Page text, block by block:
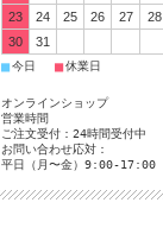
23
24 25 26 27 28
30
31
■今日 ■休業日
オンラインショップ
営業時間
ご注文受付：24時間受付中
お問い合わせ応対：
平日（月〜金）9:00-17:00